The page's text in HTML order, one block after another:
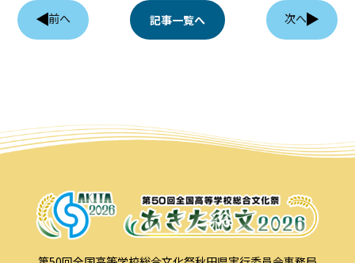
前へ 記事一覧へ 次へ